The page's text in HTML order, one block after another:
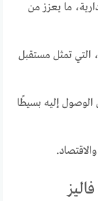
ما يعزز من
التي تمثل مستقبل
إليه بسيطًا